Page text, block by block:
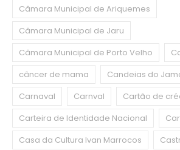
Câmara Municipal de Ariquemes
Câmara Municipal de Jaru
Câmara Municipal de Porto Velho
câncer de mama
Candeias do
Carnaval
Carnval
Cartão de
Carteira de Identidade Nacional
Casa da Cultura Ivan Marrocos